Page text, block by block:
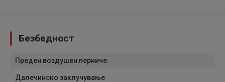
Безбедност
Преден воздушен перниче.
Далечинско заклучување